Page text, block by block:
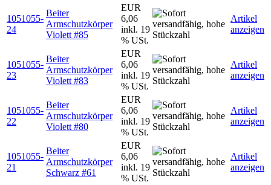
1051055-
24
Beiter
Armschutzkörper
Violett #85
EUR
6,06
inkl. 19
% USt.
Artikel
anzeigen
1051055-
23
Beiter
Armschutzkörper
Violett #83
EUR
6,06
inkl. 19
% USt.
Artikel
anzeigen
1051055-
22
Beiter
Armschutzkörper
Violett #80
EUR
6,06
inkl. 19
% USt.
Artikel
anzeigen
1051055-
21
Beiter
Armschutzkörper
Schwarz #61
EUR
6,06
inkl. 19
% USt.
Artikel
anzeigen